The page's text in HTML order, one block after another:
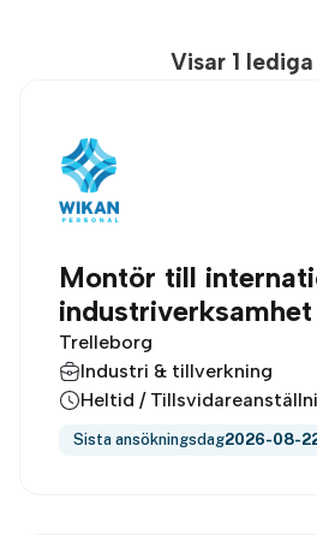
Visar 1
Montör till
industriverksamhet
Trelleborg
Industri & tillverkning
Heltid /
Sista ansökningsdag2026-08-